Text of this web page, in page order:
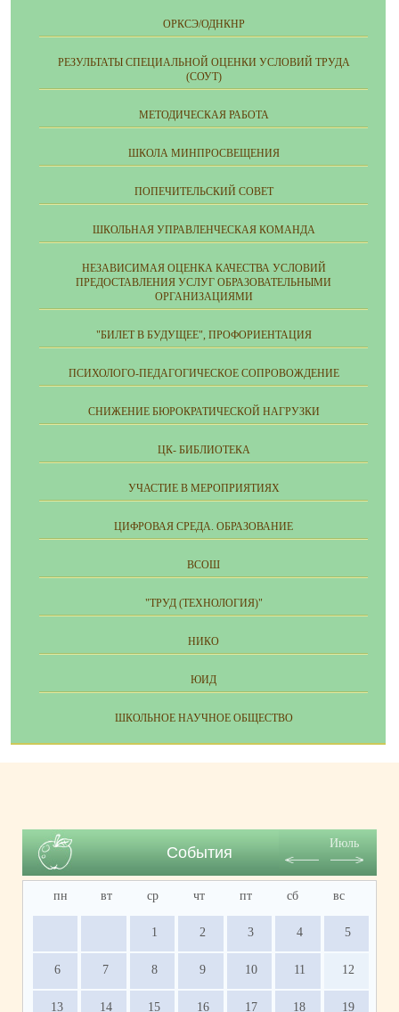
ОРКСЭ/ОДНКНР
РЕЗУЛЬТАТЫ СПЕЦИАЛЬНОЙ ОЦЕНКИ УСЛОВИЙ ТРУДА
(СОУТ)
МЕТОДИЧЕСКАЯ РАБОТА
ШКОЛА МИНПРОСВЕЩЕНИЯ
ПОПЕЧИТЕЛЬСКИЙ СОВЕТ
ШКОЛЬНАЯ УПРАВЛЕНЧЕСКАЯ КОМАНДА
НЕЗАВИСИМАЯ ОЦЕНКА КАЧЕСТВА УСЛОВИЙ
ПРЕДОСТАВЛЕНИЯ УСЛУГ ОБРАЗОВАТЕЛЬНЫМИ
ОРГАНИЗАЦИЯМИ
"БИЛЕТ В БУДУЩЕЕ", ПРОФОРИЕНТАЦИЯ
ПСИХОЛОГО-ПЕДАГОГИЧЕСКОЕ СОПРОВОЖДЕНИЕ
СНИЖЕНИЕ БЮРОКРАТИЧЕСКОЙ НАГРУЗКИ
ЦК- БИБЛИОТЕКА
УЧАСТИЕ В МЕРОПРИЯТИЯХ
ЦИФРОВАЯ СРЕДА. ОБРАЗОВАНИЕ
ВСОШ
"ТРУД (ТЕХНОЛОГИЯ)"
НИКО
ЮИД
ШКОЛЬНОЕ НАУЧНОЕ ОБЩЕСТВО
События
Июль
пн вт ср чт пт сб вс
1 2 3 4 5
6 7 8 9 10 11 12
13 14 15 16 17 18 19